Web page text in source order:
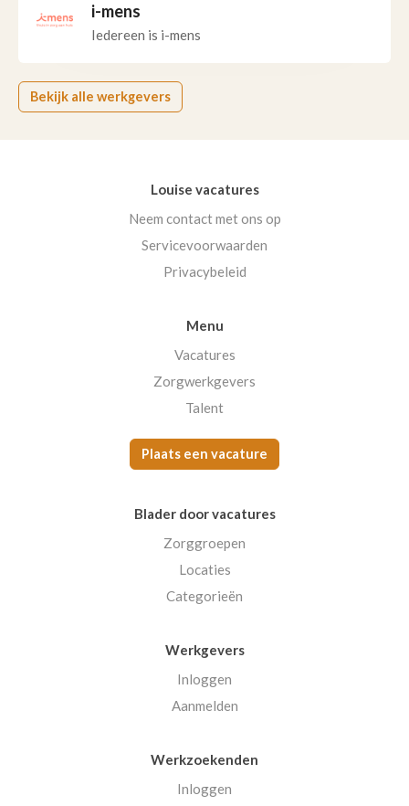
i-mens
Iedereen is i-mens
Bekijk alle werkgevers
Louise vacatures
Neem contact met ons op
Servicevoorwaarden
Privacybeleid
Menu
Vacatures
Zorgwerkgevers
Talent
Plaats een vacature
Blader door vacatures
Zorggroepen
Locaties
Categorieën
Werkgevers
Inloggen
Aanmelden
Werkzoekenden
Inloggen